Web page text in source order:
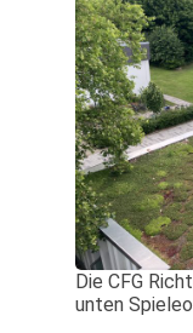
Die CFG
unten